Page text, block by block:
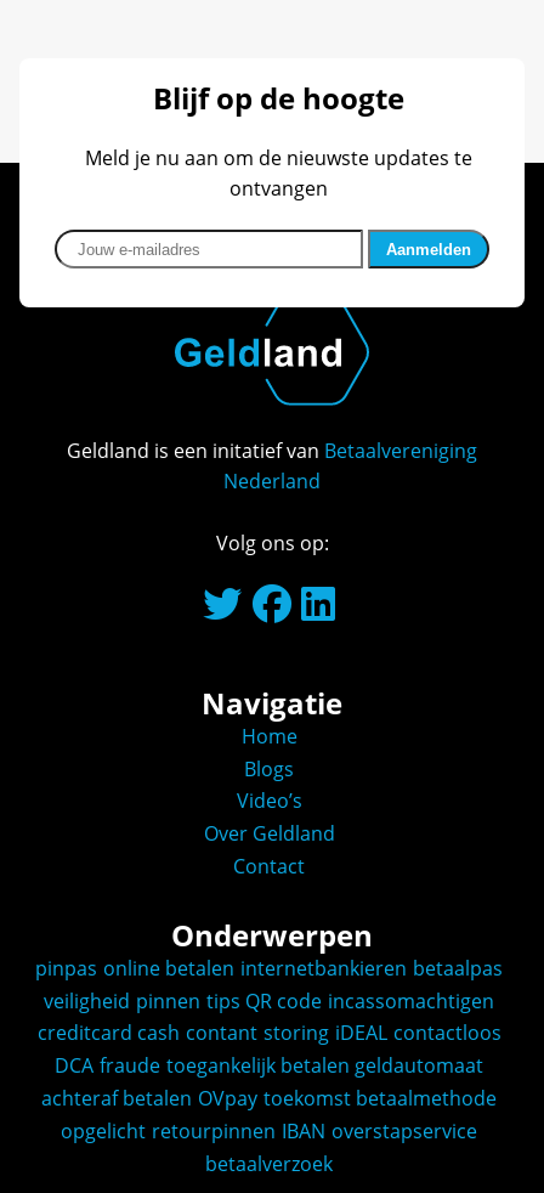
Blijf op de hoogte
Meld je nu aan om de nieuwste updates te
ontvangen
Jouw e-mailadres
Geldland is een initatief van Betaalvereniging
Nederland
Volg ons op:
Navigatie
Home
Blogs
Video’s
Over Geldland
Contact
Onderwerpen
pinpas online betalen internetbankieren betaalpas
veiligheid pinnen tips QR code incassomachtigen
creditcard cash contant storing iDEAL contactloos
DCA fraude toegankelijk betalen geldautomaat
achteraf betalen OVpay toekomst betaalmethode
opgelicht retourpinnen IBAN overstapservice
betaalverzoek